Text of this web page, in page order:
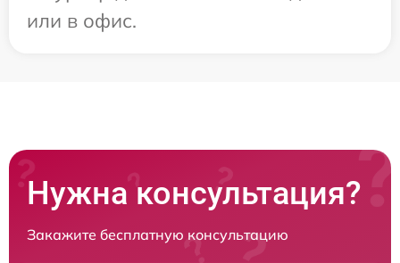
или в офис.
Нужна консультация?
Закажите бесплатную консультацию